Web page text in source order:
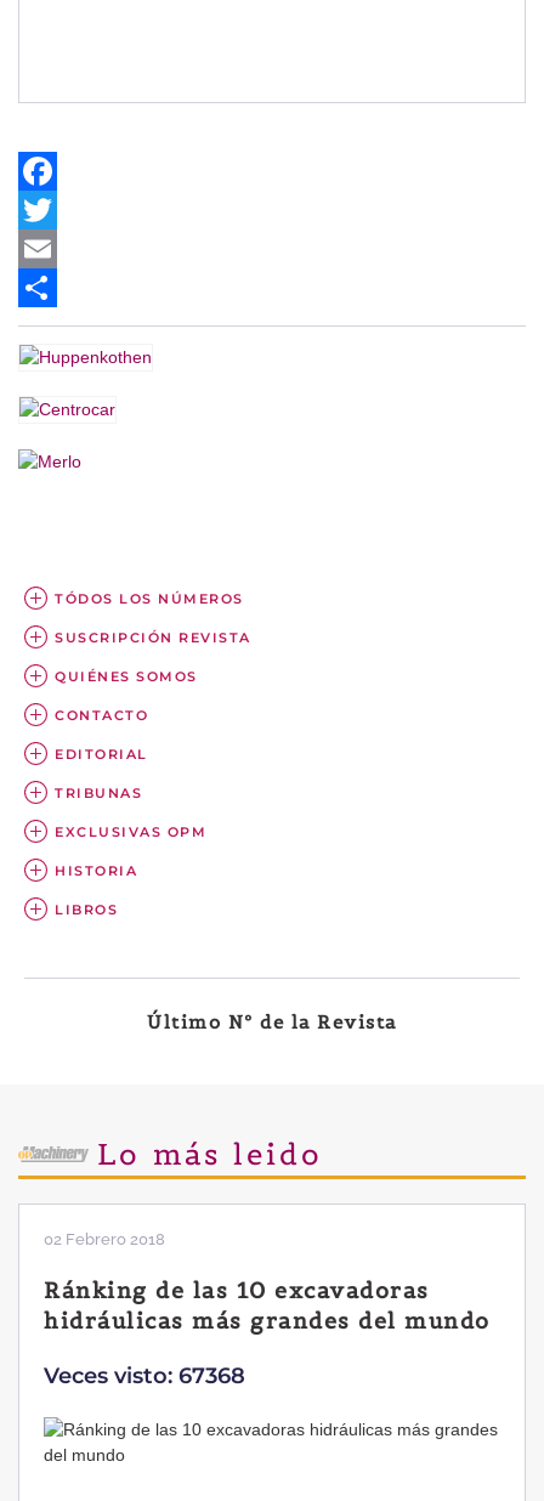
Facebook
Twitter
Email
Share
TÓDOS LOS NÚMEROS
SUSCRIPCIÓN REVISTA
QUIÉNES SOMOS
CONTACTO
EDITORIAL
TRIBUNAS
EXCLUSIVAS OPM
HISTORIA
LIBROS
Último Nº de la Revista
Lo más leido
28 Enero 2019
Las ventajas de la excavadora
Yanmar B7 Sigma-6
Veces visto: 32213